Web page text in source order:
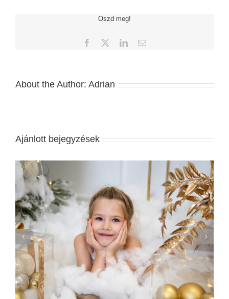
Oszd meg!
Facebook LinkedInEmail:
About the Author: Adrian
Ajánlott bejegyzések
A Legjobb Esküvői Meghívók 2020-ban